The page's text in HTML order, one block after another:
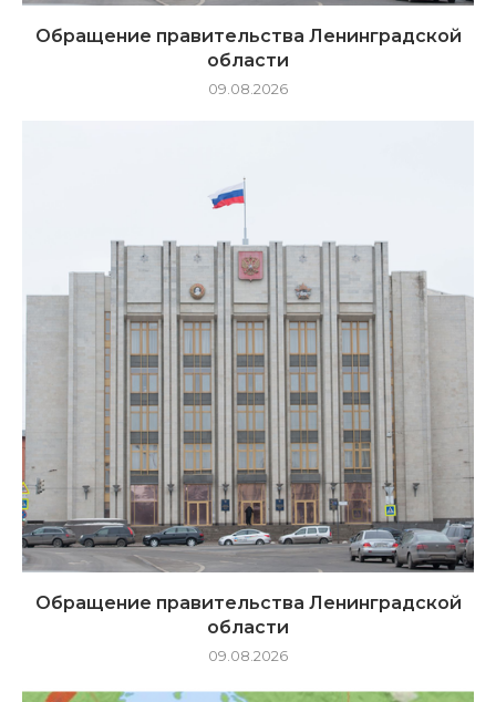
Обращение правительства Ленинградской
области
09.08.2026
Обращение правительства Ленинградской
области
09.08.2026